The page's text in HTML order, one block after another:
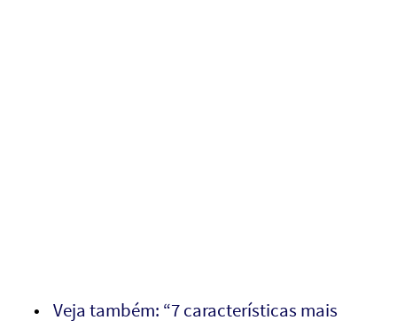
Veja também: “7 características mais